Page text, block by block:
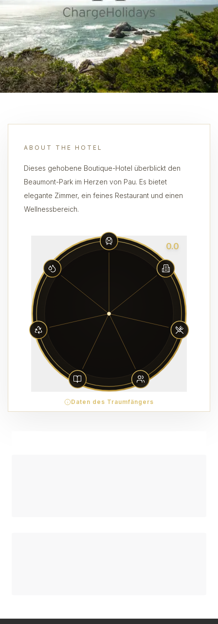
ABOUT THE HOTEL
Dieses gehobene Boutique-Hotel überblickt den
Beaumont-Park im Herzen von Pau. Es bietet
elegante Zimmer, ein feines Restaurant und einen
Wellnessbereich.
0.0
Daten des Traumfängers